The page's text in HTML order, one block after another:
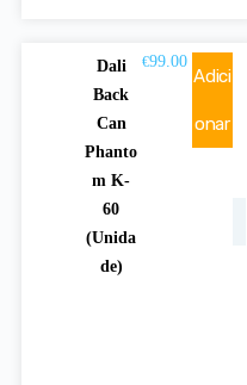
Dali
Back
Can
Phanto
m K-
60
(Unida
de)
€99.00
Adici
onar